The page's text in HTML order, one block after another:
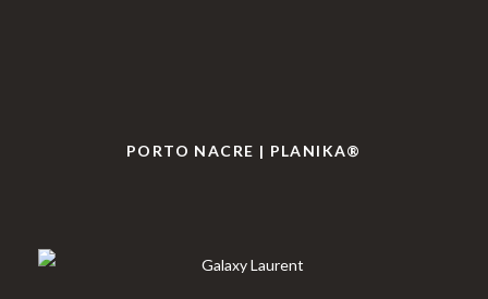
PORTO NACRE | PLANIKA®